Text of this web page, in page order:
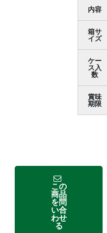
内容
箱サ
イズ
ケー
ス入
数
賞味
期限
この
商品
を問
い合
わせ
る